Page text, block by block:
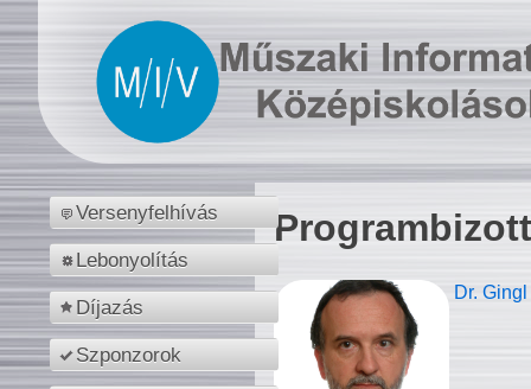
Versenyfelhívás
Lebonyolítás
Díjazás
Szponzorok
Dr.